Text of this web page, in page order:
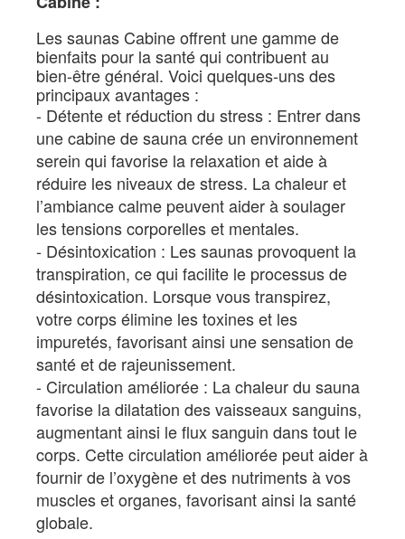
Les saunas Cabine offrent une gamme de
bienfaits pour la santé qui contribuent au
bien-être général. Voici quelques-uns des
principaux avantages :
Détente et réduction du stress : Entrer dans
une cabine de sauna crée un environnement
serein qui favorise la relaxation et aide à
réduire les niveaux de stress. La chaleur et
l’ambiance calme peuvent aider à soulager
les tensions corporelles et mentales.
Désintoxication : Les saunas provoquent la
transpiration, ce qui facilite le processus de
désintoxication. Lorsque vous transpirez,
votre corps élimine les toxines et les
impuretés, favorisant ainsi une sensation de
santé et de rajeunissement.
Circulation améliorée : La chaleur du sauna
favorise la dilatation des vaisseaux sanguins,
augmentant ainsi le flux sanguin dans tout le
corps. Cette circulation améliorée peut aider à
fournir de l’oxygène et des nutriments à vos
muscles et organes, favorisant ainsi la santé
globale.